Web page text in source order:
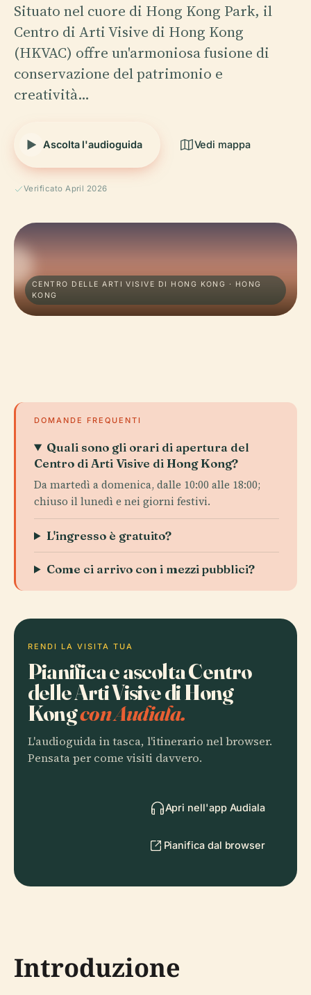
Situato nel cuore di Hong Kong Park, il
Centro di Arti Visive di Hong Kong
(HKVAC) offre un'armoniosa fusione di
conservazione del patrimonio e
creatività…
Ascolta l'audioguida Vedi mappa
Verificato April 2026
CENTRO DELLE ARTI VISIVE DI HONG KONG · HONG
KONG
DOMANDE FREQUENTI
Quali sono gli orari di apertura del
Centro di Arti Visive di Hong Kong?
Da martedì a domenica, dalle 10:00 alle 18:00;
chiuso il lunedì e nei giorni festivi.
L'ingresso è gratuito?
Come ci arrivo con i mezzi pubblici?
RENDI LA VISITA TUA
Pianifica e ascolta Centro
delle Arti Visive di Hong
Kongcon Audiala.
L'audioguida in tasca, l'itinerario nel browser.
Pensata per come visiti davvero.
Apri nell'app Audiala
Pianifica dal browser
Introduzione